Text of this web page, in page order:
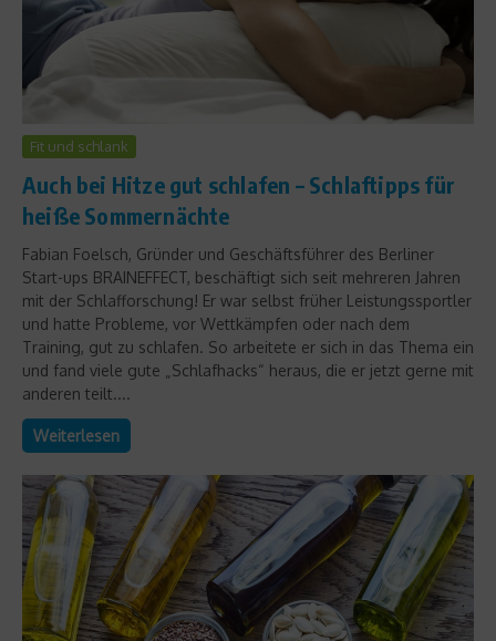
Fit und schlank
Auch bei Hitze gut schlafen – Schlaftipps für
heiße Sommernächte
Fabian Foelsch, Gründer und Geschäftsführer des Berliner
Start-ups BRAINEFFECT, beschäftigt sich seit mehreren Jahren
mit der Schlafforschung! Er war selbst früher Leistungssportler
und hatte Probleme, vor Wettkämpfen oder nach dem
Training, gut zu schlafen. So arbeitete er sich in das Thema ein
und fand viele gute „Schlafhacks“ heraus, die er jetzt gerne mit
anderen teilt....
Weiterlesen